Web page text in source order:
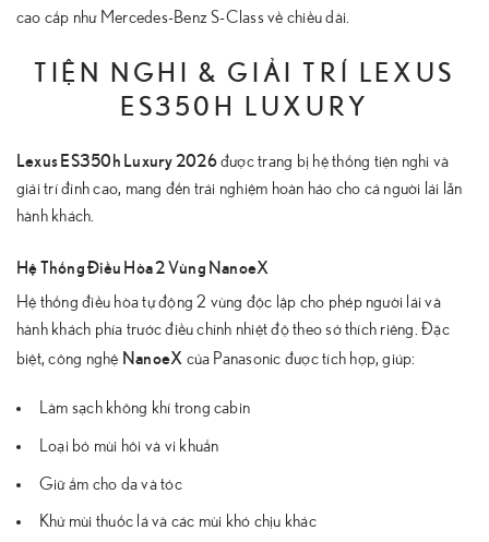
cao cấp như Mercedes-Benz S-Class về chiều dài.
TIỆN NGHI & GIẢI TRÍ LEXUS
ES350H LUXURY
Lexus ES350h Luxury 2026được trang bị hệ thống tiện nghi và
giải trí đỉnh cao, mang đến trải nghiệm hoàn hảo cho cả người lái lẫn
hành khách.
Hệ Thống Điều Hòa 2 Vùng NanoeX
Hệ thống điều hòa tự động 2 vùng độc lập cho phép người lái và
hành khách phía trước điều chỉnh nhiệt độ theo sở thích riêng. Đặc
biệt, công nghệ NanoeX của Panasonic được tích hợp, giúp:
Làm sạch không khí trong cabin
Loại bỏ mùi hôi và vi khuẩn
Giữ ẩm cho da và tóc
Khử mùi thuốc lá và các mùi khó chịu khác